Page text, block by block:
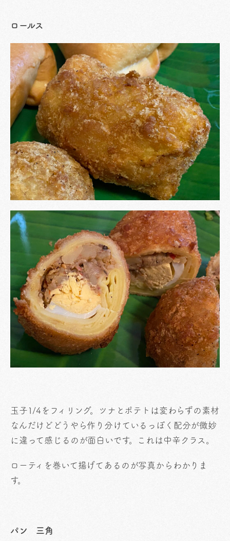
ロールス
玉子1/4をフィリング。ツナとポテトは変わらずの素材
なんだけどどうやら作り分けているっぽく配分が微妙
に違って感じるのが面白いです。これは中辛クラス。
ローティを巻いて揚げてあるのが写真からわかりま
す。
パン 三角